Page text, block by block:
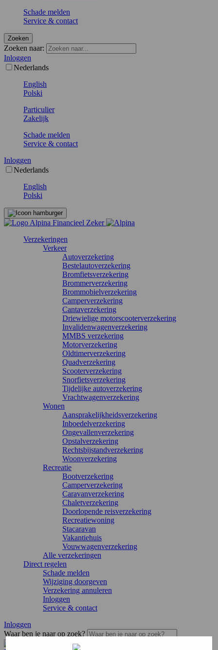
Schade melden
Service & contact
Zoeken
Zoeken naar:
Inloggen
Nederlands
English
Polski
Particulier
Zakelijk
Schade melden
Service & contact
Inloggen
Nederlands
English
Polski
Verzekeringen
Verkeer
Autoverzekering
Bestelautoverzekering
Bromfietsverzekering
Brommerverzekering
Brommobielverzekering
Camperverzekering
Cantaverzekering
Driewielige motorscooterverzekering
Invalidenwagenverzekering
MMBS verzekering
Motorverzekering
Oldtimerverzekering
Quadverzekering
Scooterverzekering
Snorfietsverzekering
Tijdelijke autoverzekering
Vrachtwagenverzekering
Wonen
Aansprakelijkheidsverzekering
Inboedelverzekering
Ongevallenverzekering
Opstalverzekering
Rechtsbijstandverzekering
Woonverzekering
Recreatie
Bootverzekering
Camperverzekering
Caravanverzekering
Chaletverzekering
Doorlopende reisverzekering
Recreatiewoning
Stacaravan
Vakantiehuis
Vouwwagenverzekering
Alle verzekeringen
Direct regelen
Schade melden
Wijziging doorgeven
Verzekering annuleren
Inloggen
Service & contact
Inloggen
Waar ben je naar op zoek?